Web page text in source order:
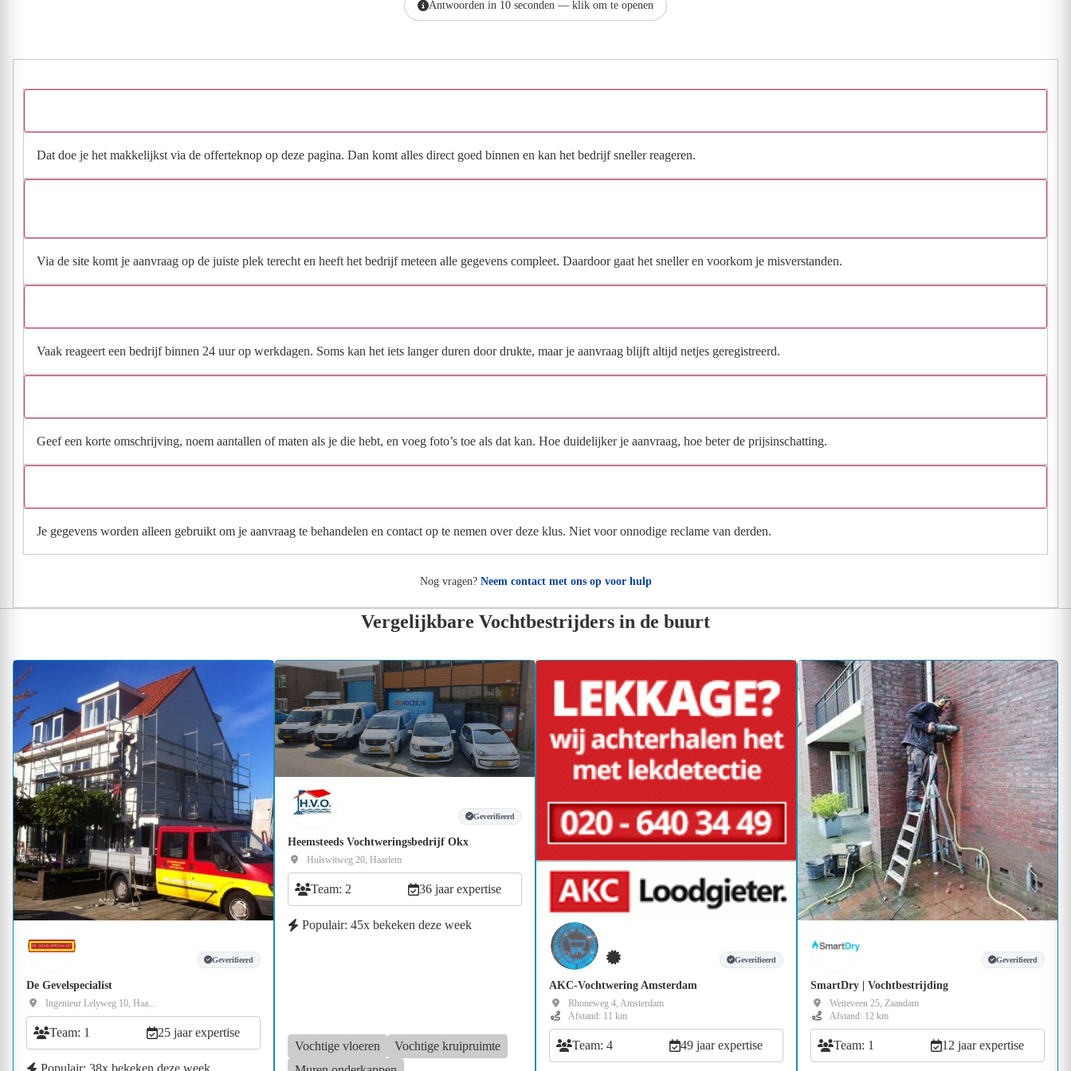
Antwoorden in 10 seconden — klik om te openen
Dat doe je het makkelijkst via de offerteknop op deze pagina. Dan komt alles direct goed binnen en kan het bedrijf sneller reageren.
Via de site komt je aanvraag op de juiste plek terecht en heeft het bedrijf meteen alle gegevens compleet. Daardoor gaat het sneller en voorkom je misverstanden.
Vaak reageert een bedrijf binnen 24 uur op werkdagen. Soms kan het iets langer duren door drukte, maar je aanvraag blijft altijd netjes geregistreerd.
Geef een korte omschrijving, noem aantallen of maten als je die hebt, en voeg foto’s toe als dat kan. Hoe duidelijker je aanvraag, hoe beter de prijsinschatting.
Je gegevens worden alleen gebruikt om je aanvraag te behandelen en contact op te nemen over deze klus. Niet voor onnodige reclame van derden.
Nog vragen? Neem contact met ons op voor hulp
Vergelijkbare Vochtbestrijders in de buurt
Geverifieerd
De Gevelspecialist
Ingenieur Lelyweg 10, Haa...
Team: 1 25 jaar expertise
Populair: 38x bekeken deze week
Geverifieerd
Heemsteeds Vochtweringsbedrijf Okx
Hulswitweg 20, Haarlem
Team: 2 36 jaar expertise
Populair: 45x bekeken deze week
Vochtige vloeren
Vochtige kruipruimte
Geverifieerd
AKC-Vochtwering Amsterdam
Rhoneweg 4, Amsterdam
Afstand: 11 km
Team: 4 49 jaar expertise
Geverifieerd
SmartDry | Vochtbestrijding
Weiteveen 25, Zaandam
Afstand: 12 km
Team: 1 12 jaar expertise